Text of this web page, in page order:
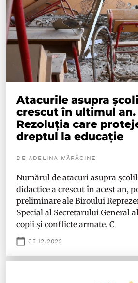
Atacurile asupra
crescut în ultimul an.
Rezoluția care
dreptul la educație
DE ADELINA MĂRĂCINE
Numărul de atacuri asupra
didactice a crescut în acest an,
preliminare ale Biroului
Special al Secretarului General
copii și conflicte armate. C
05.12.2022